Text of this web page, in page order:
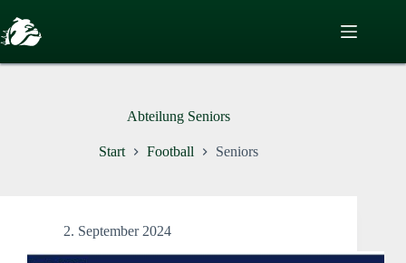
Inhalt
springen
Abteilung Seniors
Start Football Seniors
2. September 2024